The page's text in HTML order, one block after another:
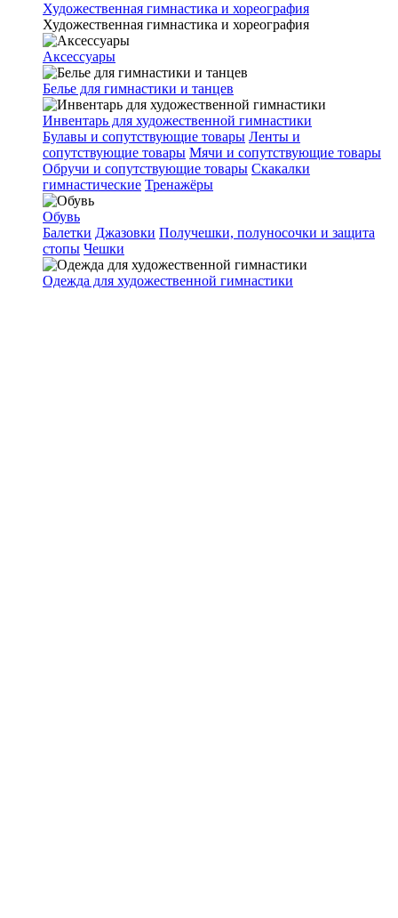
Художественная гимнастика и хореография
Художественная гимнастика и хореография
Аксессуары
Белье для гимнастики и танцев
Инвентарь для художественной гимнастики
Булавы и сопутствующие товары Ленты и
сопутствующие товары Мячи и сопутствующие товары
Обручи и сопутствующие товары Скакалки
гимнастические Тренажёры
Обувь
Балетки Джазовки Получешки, полуносочки и защита
стопы Чешки
Одежда для художественной гимнастики